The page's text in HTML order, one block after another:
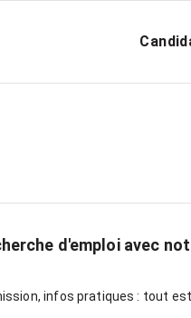
d'emploi avec
infos pratiques : tout